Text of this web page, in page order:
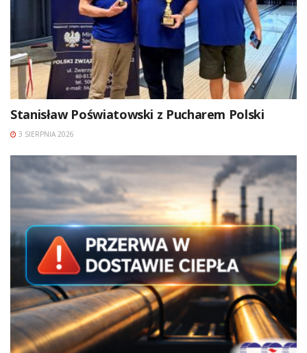
Stanisław Poświatowski z Pucharem Polski
3 SIERPNIA 2026